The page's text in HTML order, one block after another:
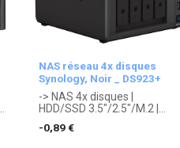
NAS réseau 4x disques
Synology, Noir _ DS923+
-> NAS 4x disques |
HDD/SSD 3.5"/2.5"/M.2 |
SATA III (6 Gbps), 2x RJ45,
- 0,89€